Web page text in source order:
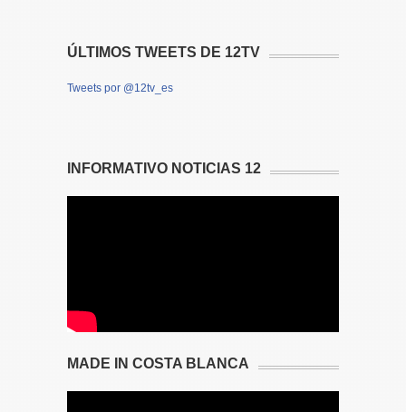
ÚLTIMOS TWEETS DE 12TV
Tweets por @12tv_es
INFORMATIVO NOTICIAS 12
MADE IN COSTA BLANCA